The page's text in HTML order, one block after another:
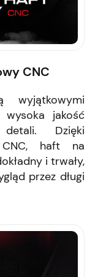
CNC
wyjątkowymi
jakość
Dzięki
CNC, haft na
i trwały,
przez długi